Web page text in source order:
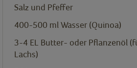
Salz und Pfeffer
400-500 ml Wasser (Quinoa)
3-4 EL Butter- oder Pflanzenöl
Lachs)